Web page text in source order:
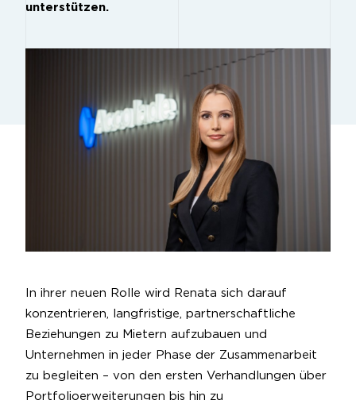
unterstützen.
In ihrer neuen Rolle wird Renata sich darauf
konzentrieren, langfristige, partnerschaftliche
Beziehungen zu Mietern aufzubauen und
Unternehmen in jeder Phase der Zusammenarbeit
zu begleiten – von den ersten Verhandlungen über
Portfolioerweiterungen bis hin zu